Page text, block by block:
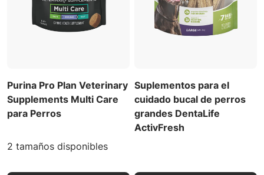
Purina Pro Plan Veterinary
Supplements Multi Care
para Perros
2 tamaños disponibles
Suplementos para el
cuidado bucal de perros
grandes DentaLife
ActivFresh